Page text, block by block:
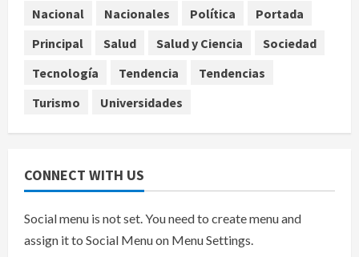
Ángela Buitrago señala videos
agosto 7, 2026
Nacional Nacionales Política
Portada
Principal
Salud Salud y Ciencia
Sociedad
Tecnología
Tendencia
Tendencias
Turismo
Universidades
CONNECT WITH US
Social menu is not set. You need to create menu and
assign it to Social Menu on Menu Settings.